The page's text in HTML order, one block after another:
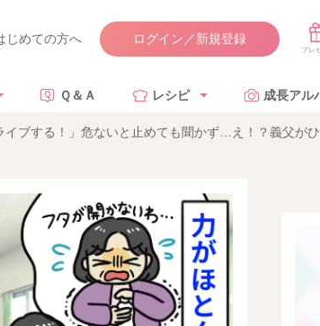
じめての方へ ログイン／新規登録
Ｑ＆Ａ レシピ 成長アル
ブする！」危ないと止めても聞かず…え！？義父が